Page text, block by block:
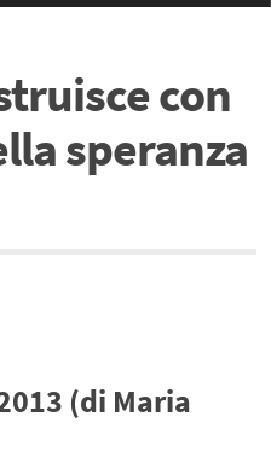
con
speranza
(di Maria